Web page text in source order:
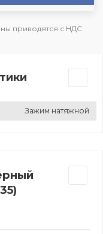
приводятся с НДС
Зажим натяжной